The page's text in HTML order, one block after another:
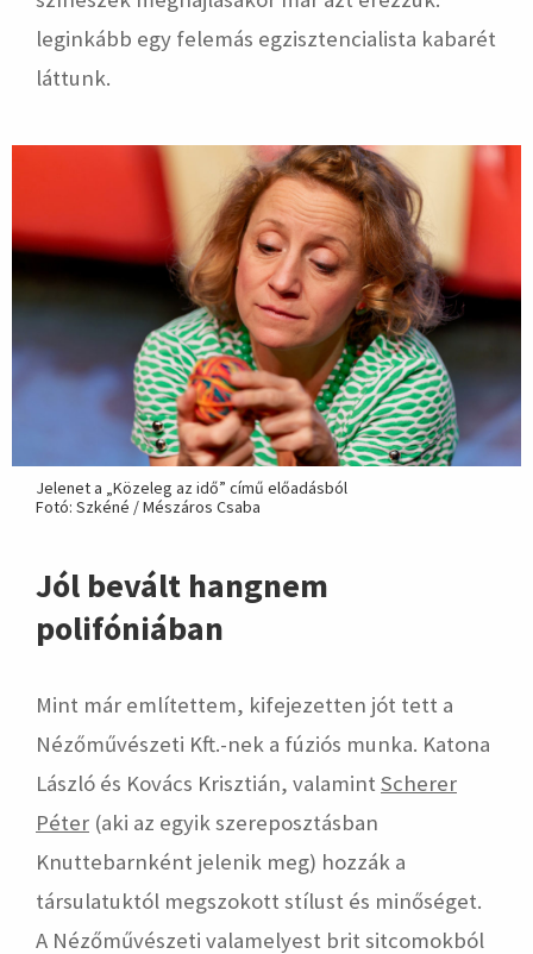
leginkább egy felemás egzisztencialista kabarét
láttunk.
Jelenet a „Közeleg az idő” című előadásból
Fotó: Szkéné / Mészáros Csaba
Jól bevált hangnem
polifóniában
Mint már említettem, kifejezetten jót tett a
Nézőművészeti Kft.-nek a fúziós munka. Katona
László és Kovács Krisztián, valamint Scherer
Péter (aki az egyik szereposztásban
Knuttebarnként jelenik meg) hozzák a
társulatuktól megszokott stílust és minőséget.
A Nézőművészeti valamelyest brit sitcomokból